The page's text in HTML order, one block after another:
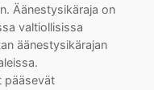
Äänestysikäraja on
valtiollisissa
äänestysikärajan
pääsevät